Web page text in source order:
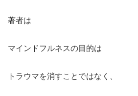
著者は
マインドフルネスの目的は
トラウマを消すことではなく、